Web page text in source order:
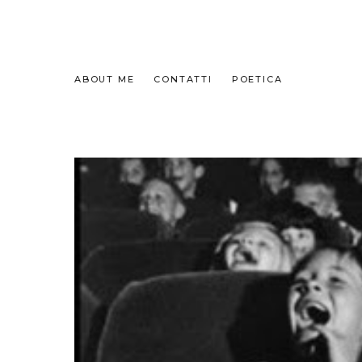
ABOUT ME CONTATTI POETICA